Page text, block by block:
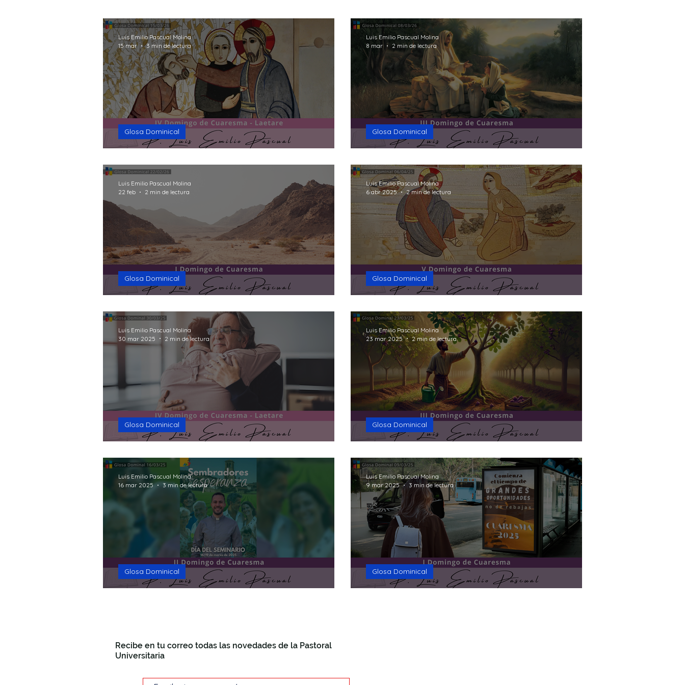
15mins Break God Formación Recursos Testimonios Meditación Sapientia Vivens
Seguro que te preguntas Making Questions Portada
La ceguera
Glosa Dominical
Luis Emilio Pascual Molina
15 mar
3 min de lectura
Tengo sed
Glosa Dominical
Luis Emilio Pascual Molina
8 mar
2 min de lectura
Tiempo favorable
Glosa Dominical
Luis Emilio Pascual Molina
22 feb
2 min de lectura
Todo lo hago nuevo
Glosa Dominical
Luis Emilio Pascual Molina
6 abr 2025
2 min de lectura
Volver a casa
Glosa Dominical
Luis Emilio Pascual Molina
30 mar 2025
2 min de lectura
Conversión
Glosa Dominical
Luis Emilio Pascual Molina
23 mar 2025
2 min de lectura
¡Escuchadle!
Glosa Dominical
Luis Emilio Pascual Molina
16 mar 2025
3 min de lectura
Bienvenidos al desierto
Glosa Dominical
Luis Emilio Pascual Molina
9 mar 2025
3 min de lectura
Recibe en tu correo todas las novedades de la Pastoral
Universitaria